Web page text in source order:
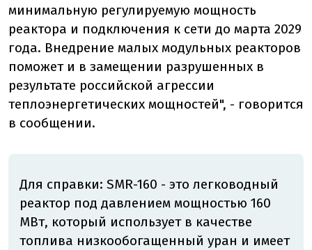
минимальную регулируемую мощность
реактора и подключения к сети до марта 2029
года. Внедрение малых модульных реакторов
поможет и в замещении разрушенных в
результате российской агрессии
теплоэнергетических мощностей", - говорится
в сообщении.
Для справки: SMR-160 - это легководный
реактор под давлением мощностью 160
МВт, который использует в качестве
топлива низкообогащенный уран и имеет